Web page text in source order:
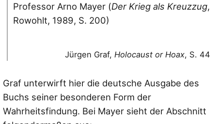
Professor Arno Mayer (Der Krieg als Kreuzzug,
Rowohlt, 1989, S. 200)
Jürgen Graf, Holocaust or Hoax, S. 44
Graf unterwirft hier die deutsche Ausgabe des
Buchs seiner besonderen Form der
Wahrheitsfindung. Bei Mayer sieht der Abschnitt